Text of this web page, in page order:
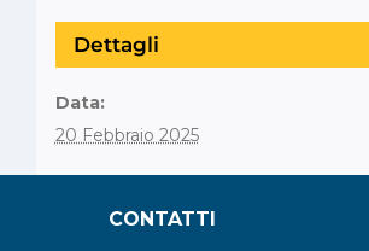
Dettagli
Data:
20 Febbraio 2025
CONTATTI